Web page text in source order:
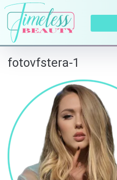
fotovfstera-1